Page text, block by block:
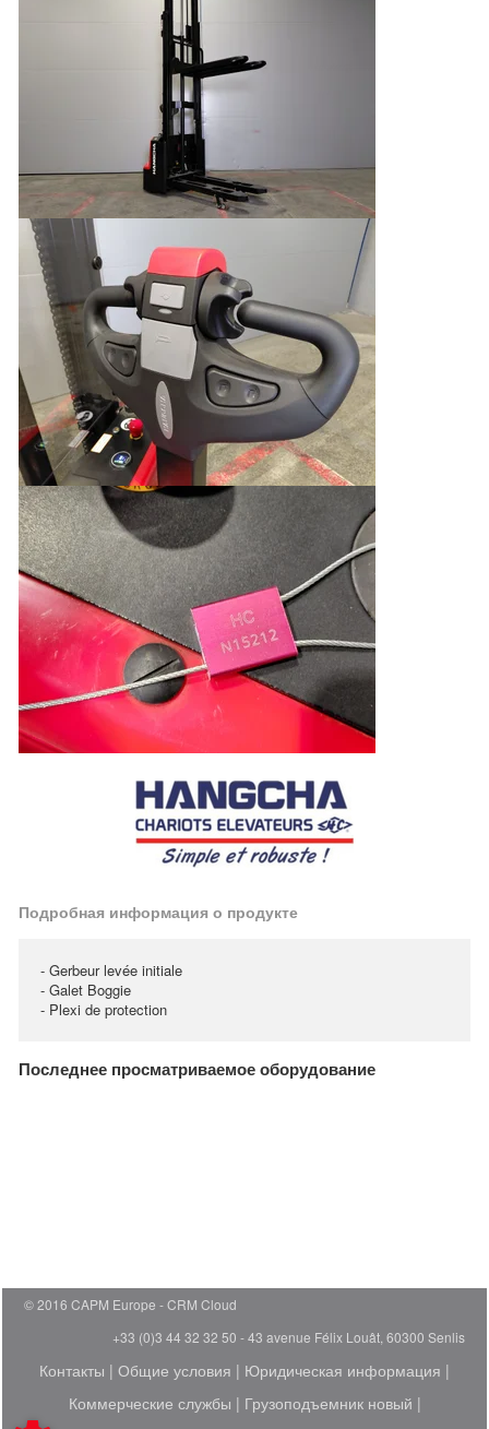
Подробная информация о продукте
- Gerbeur levée initiale
- Galet Boggie
- Plexi de protection
Последнее просматриваемое оборудование
© 2016 CAPM Europe
CRM Cloud
+33 (0)3 44 32 32 50 - 43 avenue Félix Louât, 60300 Senlis
Контакты | Общие условия | Юридическая информация |
Коммерческие службы | Грузоподъемник новый |